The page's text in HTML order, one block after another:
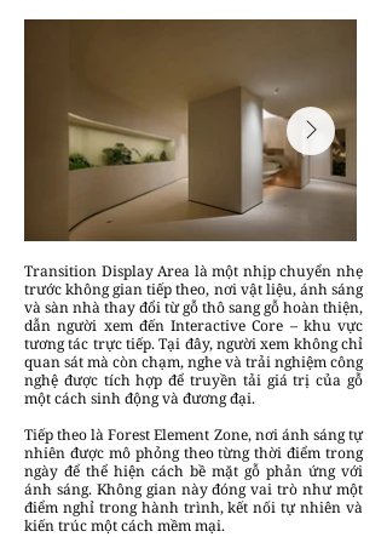
Transition Display Area là một nhịp chuyển nhẹ
trước không gian tiếp theo, nơi vật liệu, ánh sáng
và sàn nhà thay đổi từ gỗ thô sang gỗ hoàn thiện,
dẫn người xem đến Interactive Core – khu vực
tương tác trực tiếp. Tại đây, người xem không chỉ
quan sát mà còn chạm, nghe và trải nghiệm công
nghệ được tích hợp để truyền tải giá trị của gỗ
một cách sinh động và đương đại.
Tiếp theo là Forest Element Zone, nơi ánh sáng tự
nhiên được mô phỏng theo từng thời điểm trong
ngày để thể hiện cách bề mặt gỗ phản ứng với
ánh sáng. Không gian này đóng vai trò như một
điểm nghỉ trong hành trình, kết nối tự nhiên và
kiến trúc một cách mềm mại.